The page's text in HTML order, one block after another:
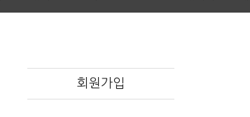
회원가입